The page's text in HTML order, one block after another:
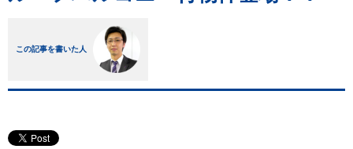
この記事を書いた人